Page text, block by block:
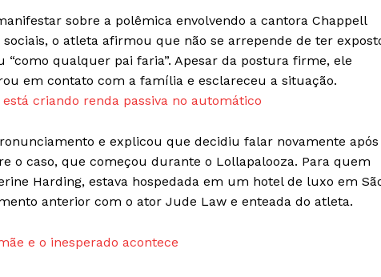
MAIS
sobre a polêmica envolvendo a cantora Chappell
o atleta afirmou que não se arrepende de ter
qualquer pai faria”. Apesar da postura firme, ele
em contato com a família e esclareceu a situação.
criando renda passiva no automático
e explicou que decidiu falar novamente após
o caso, que começou durante o Lollapalooza. Para quem
Harding, estava hospedada em um hotel de luxo em
anterior com o ator Jude Law e enteada do atleta.
e o inesperado acontece